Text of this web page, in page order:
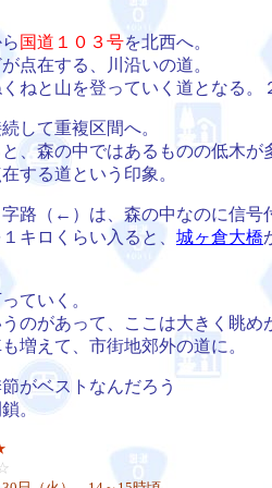
国道１０３号を北西へ。
点在する、川沿いの道。
ねと山を登っていく道となる。
して重複区間へ。
、森の中ではあるものの低木
する道という印象。
字路（←）は、森の中なのに信号
１キロくらい入ると、 城ヶ倉大橋
ていく。
うのがあって、ここは大きく眺
増えて、市街地郊外の道に。
がベストなんだろう
。